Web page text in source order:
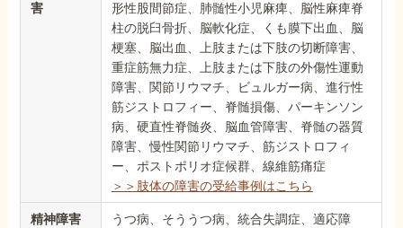
害
形性股間節症、肺髄性小児麻痺、脳性麻痺脊
柱の脱臼骨折、脳軟化症、くも膜下出血、脳
梗塞、脳出血、上肢または下肢の切断障害、
重症筋無力症、上肢または下肢の外傷性運動
障害、関節リウマチ、ビュルガー病、進行性
筋ジストロフィー、脊髄損傷、パーキンソン
病、硬直性脊髄炎、脳血管障害、脊髄の器質
障害、慢性関節リウマチ、筋ジストロフィ
ー、ポストポリオ症候群、線維筋痛症
＞＞肢体の障害の受給事例はこちら
精神障害
うつ病、そううつ病、統合失調症、適応障